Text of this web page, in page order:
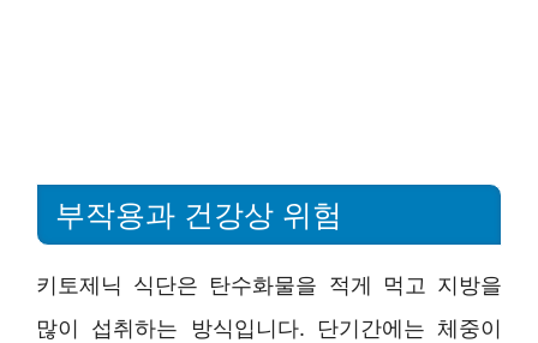
부작용과 건강상 위험
키토제닉 식단은 탄수화물을 적게 먹고 지방을
많이 섭취하는 방식입니다. 단기간에는 체중이